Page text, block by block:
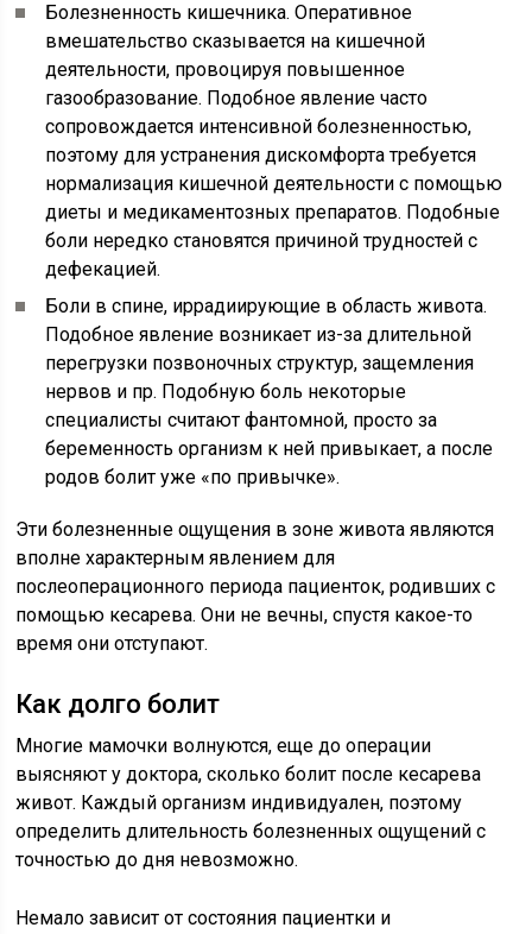
Болезненность кишечника. Оперативное
вмешательство сказывается на кишечной
деятельности, провоцируя повышенное
газообразование. Подобное явление часто
сопровождается интенсивной болезненностью,
поэтому для устранения дискомфорта требуется
нормализация кишечной деятельности с помощью
диеты и медикаментозных препаратов. Подобные
боли нередко становятся причиной трудностей с
дефекацией.
Боли в спине, иррадиирующие в область живота.
Подобное явление возникает из-за длительной
перегрузки позвоночных структур, защемления
нервов и пр. Подобную боль некоторые
специалисты считают фантомной, просто за
беременность организм к ней привыкает, а после
родов болит уже «по привычке».
Эти болезненные ощущения в зоне живота являются
вполне характерным явлением для
послеоперационного периода пациенток, родивших с
помощью кесарева. Они не вечны, спустя какое-то
время они отступают.
Как долго болит
Многие мамочки волнуются, еще до операции
выясняют у доктора, сколько болит после кесарева
живот. Каждый организм индивидуален, поэтому
определить длительность болезненных ощущений с
точностью до дня невозможно.
Немало зависит от состояния пациентки и